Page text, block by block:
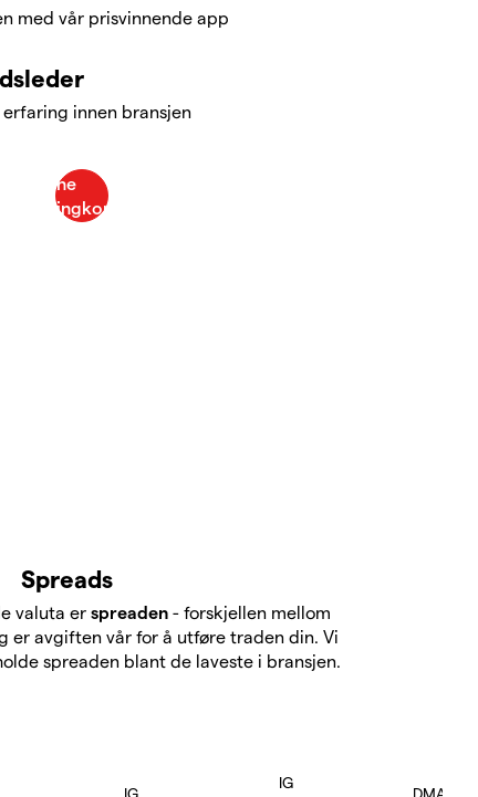
med vår prisvinnende app
innen bransjen
Spreads
valuta er spreaden - forskjellen mellom
er avgiften vår for å utføre traden din. Vi
spreaden blant de laveste i bransjen.
IG